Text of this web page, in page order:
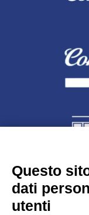
Largo
Questo
dati
utenti